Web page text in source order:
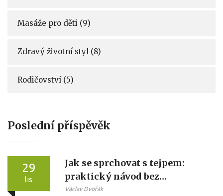
Masáže pro děti (9)
Zdravý životní styl (8)
Rodičovství (5)
Poslední příspěvěk
29
lis
Jak se sprchovat s tejpem:
praktický návod bez
poškození lepidla
Václav Dvořák